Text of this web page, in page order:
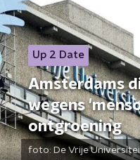
Up 2 Date
Amsterdams
wegens
ontgroening
foto: De Vrije